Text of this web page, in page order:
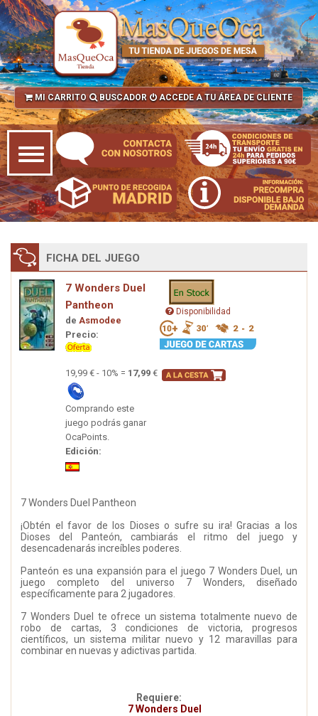
MI CARRITO BUSCADOR ACCEDE A TU ÁREA DE CLIENTE
FICHA DEL JUEGO
7 Wonders Duel
Pantheon
de Asmodee
Precio:
19,99 € - 10% = 17,99 €
Comprando este
juego podrás ganar
OcaPoints.
Edición:
Disponibilidad
7 Wonders Duel Pantheon
¡Obtén el favor de los Dioses o sufre su ira! Gracias a los
Dioses del Panteón, cambiarás el ritmo del juego y
desencadenarás increíbles poderes.
Panteón es una expansión para el juego 7 Wonders Duel, un
juego completo del universo 7 Wonders, diseñado
específicamente para 2 jugadores.
7 Wonders Duel te ofrece un sistema totalmente nuevo de
robo de cartas, 3 condiciones de victoria, progresos
científicos, un sistema militar nuevo y 12 maravillas para
combinar en nuevas y adictivas partida.
Requiere:
7 Wonders Duel